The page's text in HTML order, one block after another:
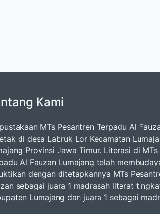
Kami
MTs Pesantren Terpadu Al
di desa Labruk Lor Kecamatan
Provinsi Jawa Timur. Literasi di MTs
Al Fauzan Lumajang telah
dengan ditetapkannya MTs
sebagai juara 1 madrasah literat
Lumajang dan juara 1 sebagai